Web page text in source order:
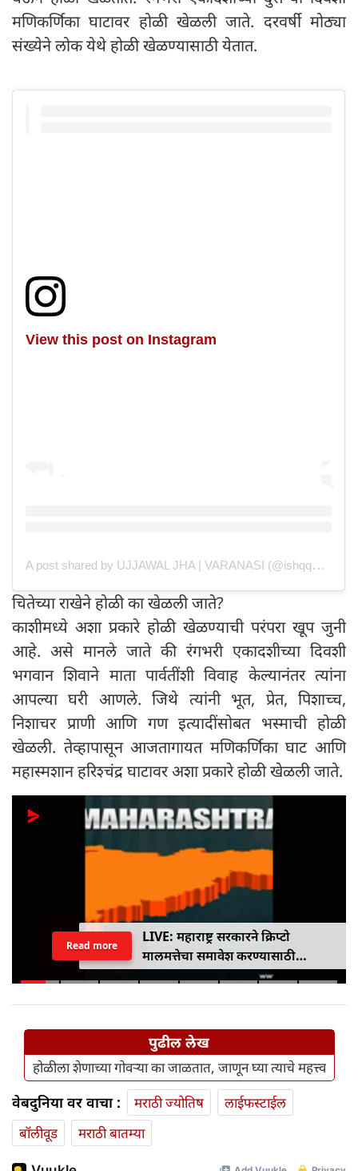
मणिकर्णिका घाटावर होळी खेळली जाते. दरवर्षी मोठ्या
संख्येने लोक येथे होळी खेळण्यासाठी येतात.
View this post on Instagram
A post shared by UJJAWAL JHA | VARANASI (@ishqqebanaras)
चितेच्या राखेने होळी का खेळली जाते?
काशीमध्ये अशा प्रकारे होळी खेळण्याची परंपरा खूप जुनी
आहे. असे मानले जाते की रंगभरी एकादशीच्या दिवशी
भगवान शिवाने माता पार्वतींशी विवाह केल्यानंतर त्यांना
आपल्या घरी आणले. जिथे त्यांनी भूत, प्रेत, पिशाच्च,
निशाचर प्राणी आणि गण इत्यादींसोबत भस्माची होळी
खेळली. तेव्हापासून आजतागायत मणिकर्णिका घाट आणि
महास्मशान हरिश्चंद्र घाटावर अशा प्रकारे होळी खेळली जाते.
LIVE: महाराष्ट्र सरकारने क्रिप्टो
मालमत्तेचा समावेश करण्यासाठी
एमपीआयडी कायद्यात दुरुस्ती केली
Read more
पुढील लेख
होळीला शेणाच्या गोवऱ्या का जाळतात, जाणून घ्या त्याचे महत्त्व
वेबदुनिया वर वाचा : मराठी ज्योतिष
लाईफस्टाईल
बॉलीवूड
मराठी बातम्या